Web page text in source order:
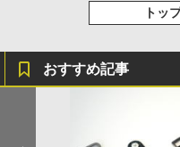
トッ
おすすめ記事